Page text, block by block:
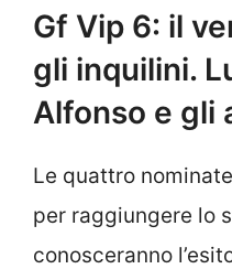
Gf Vip 6: il
gli inquilini.
Alfonso e gli
Le quattro
per raggiungere lo
conosceranno